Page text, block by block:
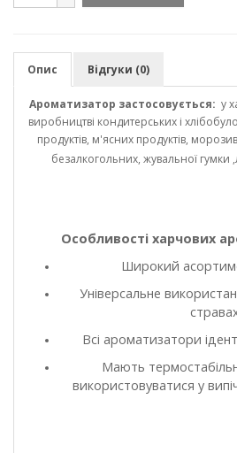
Опис Відгуки (0)
Ароматизатор застосовується: у
виробництві кондитерських і
продуктів, м'ясних продуктів,
безалкогольних, жувальної гумки
Особливості харчових
Широкий
Універсальне
Всі ароматизатори
Мають
використовуватися у